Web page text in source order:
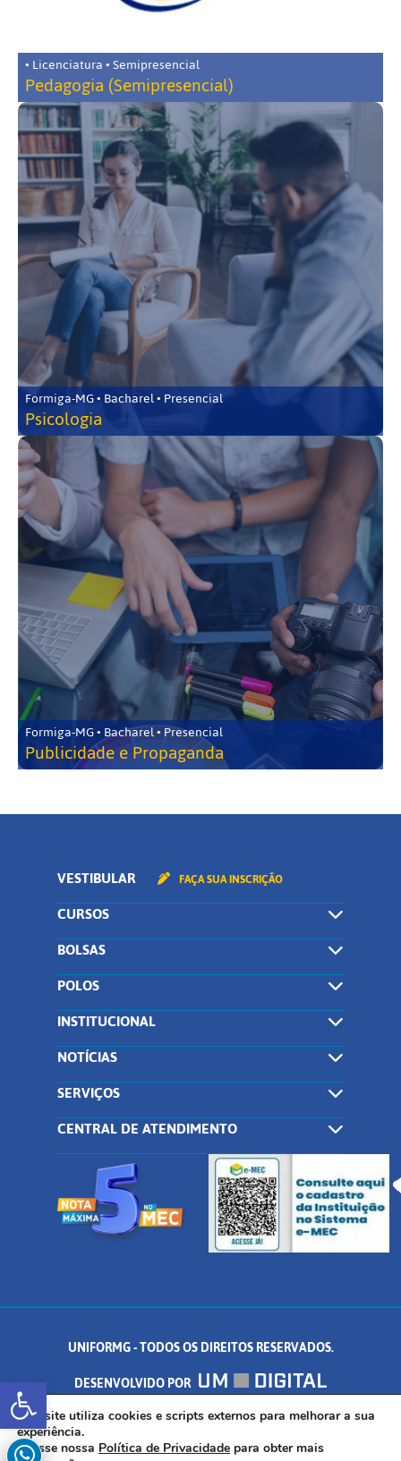
Abrir a barra de ferramentas
• Licenciatura • Semipresencial
Pedagogia (Semipresencial)
Formiga-MG • Bacharel • Presencial
Psicologia
Formiga-MG • Bacharel • Presencial
Publicidade e Propaganda
VESTIBULAR FAÇA SUA INSCRIÇÃO
CURSOS
BOLSAS
POLOS
INSTITUCIONAL
NOTÍCIAS
SERVIÇOS
CENTRAL DE ATENDIMENTO
UNIFORMG - TODOS OS DIREITOS RESERVADOS.
DESENVOLVIDO POR
AV. DR. ARNALDO DE SENNA, 328 - PALMEIRAS, FORMIGA/MG - CEP:
35.574.530
Este site utiliza cookies e scripts externos para melhorar a sua
experiência.
Acesse nossa Política de Privacidade para obter mais